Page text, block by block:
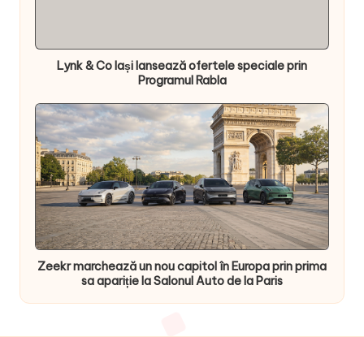
Lynk & Co Iași lansează ofertele speciale prin
Programul Rabla
Zeekr marchează un nou capitol în Europa prin prima
sa apariție la Salonul Auto de la Paris